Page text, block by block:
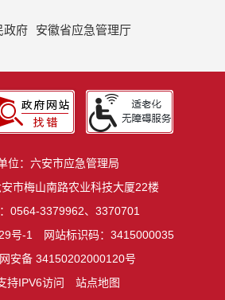
政府
安徽省应急管理厅
位：六安市应急管理局
市梅山南路农业科技大厦22楼
0564-3379962、3370701
号-1
网站标识码：3415000035
安备 34150202000120号
持IPV6访问
站点地图